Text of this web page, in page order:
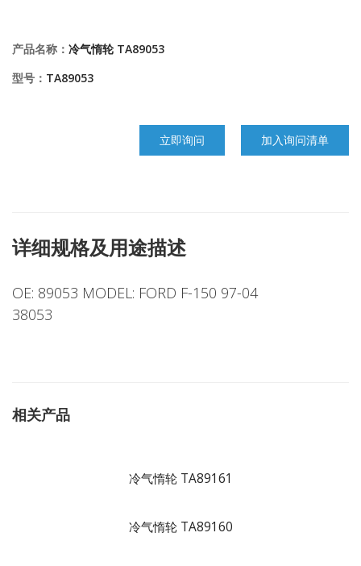
产品名称： 冷气惰轮 TA89053
型号： TA89053
立即询问 加入询问清单
详细规格及用途描述
OE: 89053 MODEL: FORD F-150 97-04
38053
相关产品
冷气惰轮 TA89161
冷气惰轮 TA89160